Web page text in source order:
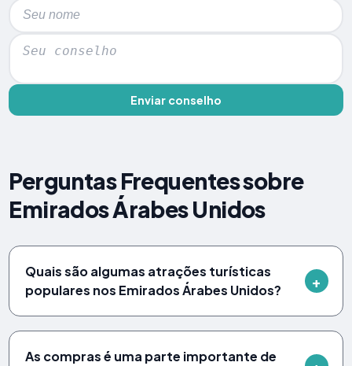
Enviar conselho
Perguntas Frequentes sobre
Emirados Árabes Unidos
Quais são algumas atrações turísticas
populares nos Emirados Árabes Unidos?
As compras é uma parte importante de